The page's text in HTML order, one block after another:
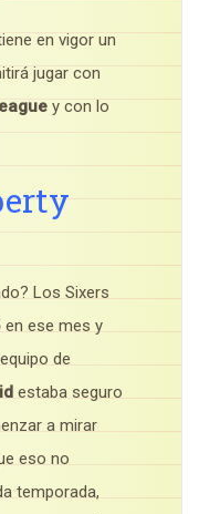
en vigor un
jugar con
y con lo
Los Sixers
en ese mes y
de
estaba seguro
a mirar
eso no
temporada,